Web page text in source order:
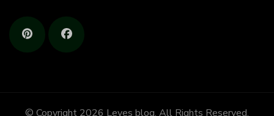
© Copyright 2026 Leves blog. All Rights Reserved.